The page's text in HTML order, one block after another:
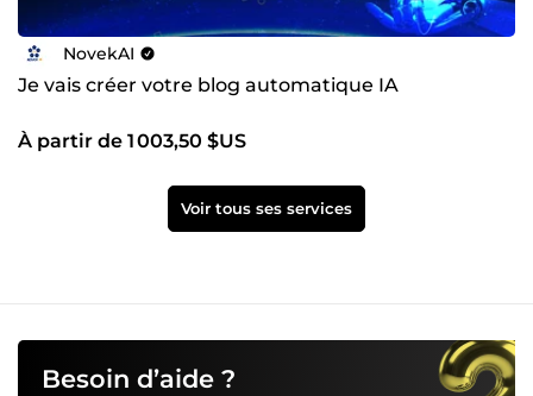
NovekAI
Je vais créer votre blog automatique IA
À partir de 1 003,50 $US
Voir tous ses services
Besoin d’aide ?